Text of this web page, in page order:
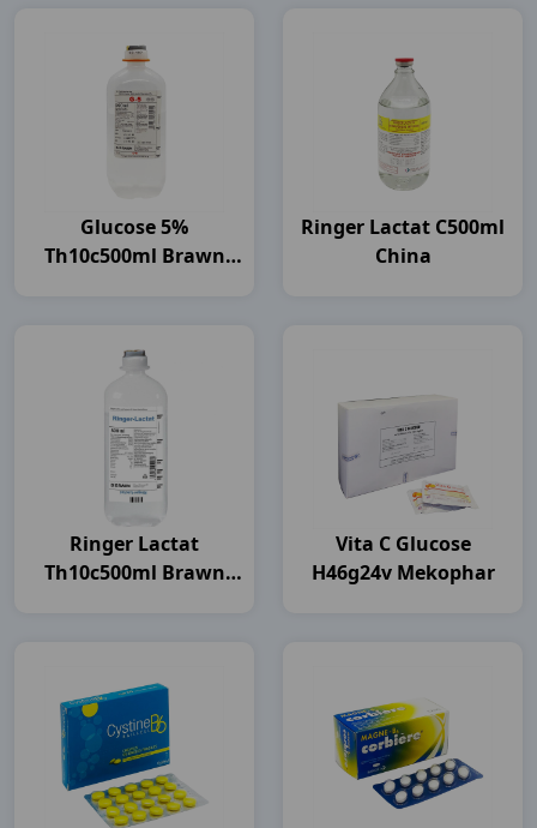
Glucose 5%
Th10c500ml Brawn
Ringer Lactat C500ml
China
Ringer Lactat
Th10c500ml Brawn
Vita C Glucose
H46g24v Mekophar